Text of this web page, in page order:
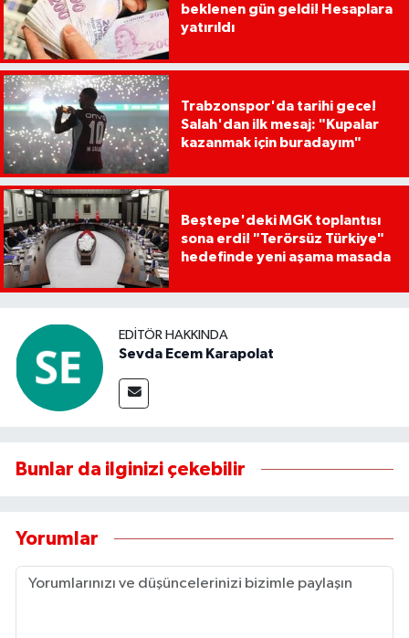
beklenen gün geldi! Hesaplara
yatırıldı
Trabzonspor'da tarihi gece!
Salah'dan ilk mesaj: "Kupalar
kazanmak için buradayım"
Beştepe'deki MGK toplantısı
sona erdi! "Terörsüz Türkiye"
hedefinde yeni aşama masada
EDITÖR HAKKINDA
Sevda Ecem Karapolat
Bunlar da ilginizi çekebilir
Yorumlar